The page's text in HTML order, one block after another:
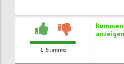
1 Stimme